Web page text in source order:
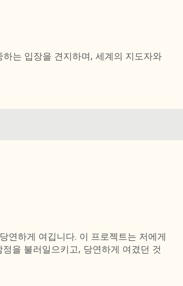
는 입장을 견지하며, 세계의 지도자와
연하게 여깁니다. 이 프로젝트는 저에게
을 불러일으키고, 당연하게 여겼던 것